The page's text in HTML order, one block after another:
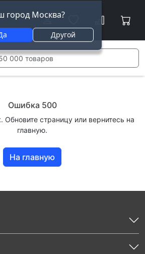
город Москва?
Другой
Ошибка 500
Обновите страницу или вернитесь на
главную.
На главную